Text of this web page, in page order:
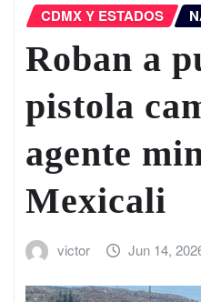
CDMX Y ESTADOS
Roban a
pistola
agente
Mexicali
victor Jun 14,